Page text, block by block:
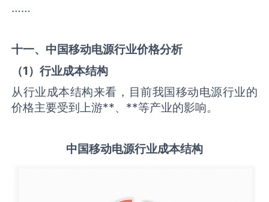
……
十一、中国移动电源行业价格分析
（1）行业成本结构
从行业成本结构来看，目前我国移动电源行业的
价格主要受到上游**、**等产业的影响。
中国移动电源行业成本结构